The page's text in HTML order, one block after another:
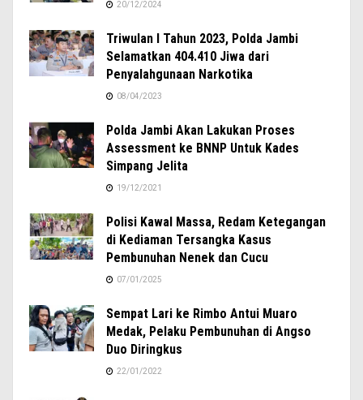
20/12/2024
Triwulan I Tahun 2023, Polda Jambi
Selamatkan 404.410 Jiwa dari
Penyalahgunaan Narkotika
08/04/2023
Polda Jambi Akan Lakukan Proses
Assessment ke BNNP Untuk Kades
Simpang Jelita
19/12/2021
Polisi Kawal Massa, Redam Ketegangan
di Kediaman Tersangka Kasus
Pembunuhan Nenek dan Cucu
07/01/2025
Sempat Lari ke Rimbo Antui Muaro
Medak, Pelaku Pembunuhan di Angso
Duo Diringkus
22/01/2022